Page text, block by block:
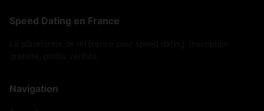
Speed Dating en France
Navigation